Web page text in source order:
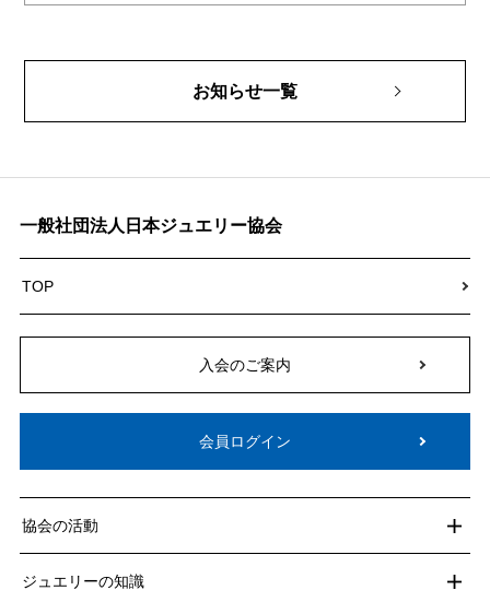
お知らせ一覧
一般社団法人日本ジュエリー協会
TOP
入会のご案内
会員ログイン
協会の活動
ジュエリーの知識